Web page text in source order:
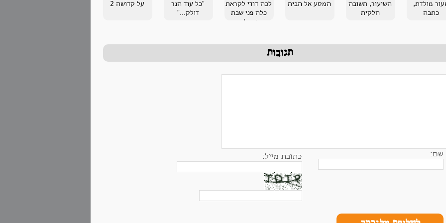
מולדת,
כתבה
השיעור, תשובה
חלקית
המסע אל הבית
לכה דודי לקראת
כלה פני שבת
נקבלה
"כל עוד הנר
דולק..."
על קדושה 2
תגובות
שם: כתובת מייל: